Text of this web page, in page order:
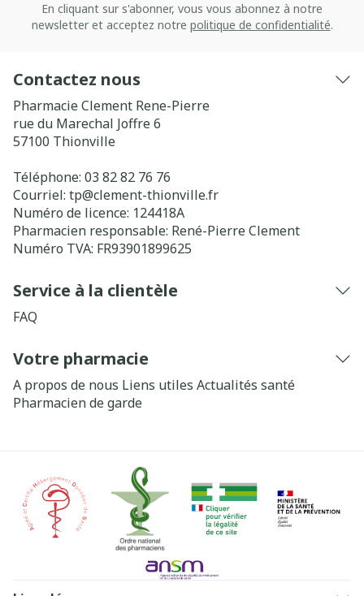
En cliquant sur s'abonner, vous vous abonnez à notre
newsletter et acceptez notre politique de confidentialité.
Contactez nous
Pharmacie Clement Rene-Pierre
rue du Marechal Joffre 6
57100 Thionville
Téléphone: 03 82 82 76 76
Courriel: tp@clement-thionville.fr
Numéro de licence: 124418A
Pharmacien responsable: René-Pierre Clement
Numéro TVA: FR93901899625
Service à la clientèle
FAQ
Votre pharmacie
A propos de nous Liens utiles Actualités santé
Pharmacien de garde